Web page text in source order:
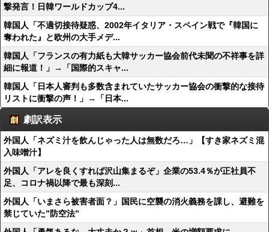
撃発言！日韓ワールドカップ4...
韓国人「不適切接待疑惑、2002年イタリア・スペイン戦で『韓国に
奪われた』と欧州の大手メデ...
韓国人「フランスの有力紙も大韓サッカー協会前代未聞の不祥事を詳
細に報道！」→「国際的スキャ...
韓国人「日本人審判も多数含まれていたサッカー協会の衝撃的な接待
リストに衝撃の声！」→「日本...
劇訳表示
外国人「ネズミ汁を飲んじゃった人は無数だろ…」【すき家ネズミ混
入味噌汁】
外国人「アレを良くすれば沢山集まるぞ」企業の53.4％が正社員不
足、コロナ禍以降で最も深刻...
外国人「いまさら被害者面？」国民に空襲の消火義務を課し、避難を
禁じていた”防空法”